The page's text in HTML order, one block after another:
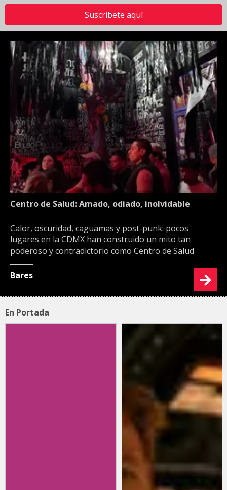
Suscríbete aquí
Centro de Salud: Amado, odiado, inolvidable
Calor, oscuridad, caguamas y post-punk: pocos
lugares en la CDMX han construido un mito tan
poderoso y contradictorio como Centro de Salud
Bares
En Portada